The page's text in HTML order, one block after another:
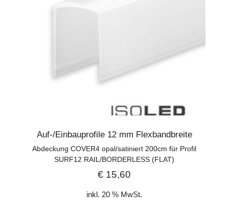
Auf-/Einbauprofile 12 mm Flexbandbreite
Abdeckung COVER4 opal/satiniert 200cm für Profil
SURF12 RAIL/BORDERLESS (FLAT)
€ 15,60
inkl. 20 % MwSt.